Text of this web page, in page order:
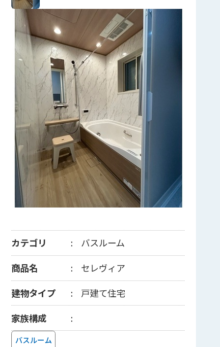
カテゴリ
バスルーム
商品名
セレヴィア
建物タイプ
戸建て住宅
家族構成
バスルーム